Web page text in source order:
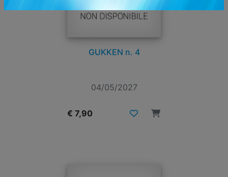
GUKKEN n. 4
04/05/2027
€ 7,90